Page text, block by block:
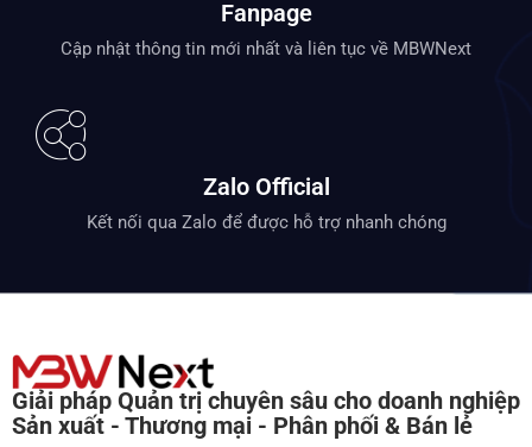
Fanpage
Cập nhật thông tin mới nhất và liên tục về MBWNext
Zalo Official
Kết nối qua Zalo để được hỗ trợ nhanh chóng
Giải pháp Quản trị chuyên sâu cho doanh nghiệp
Sản xuất - Thương mại - Phân phối & Bán lẻ